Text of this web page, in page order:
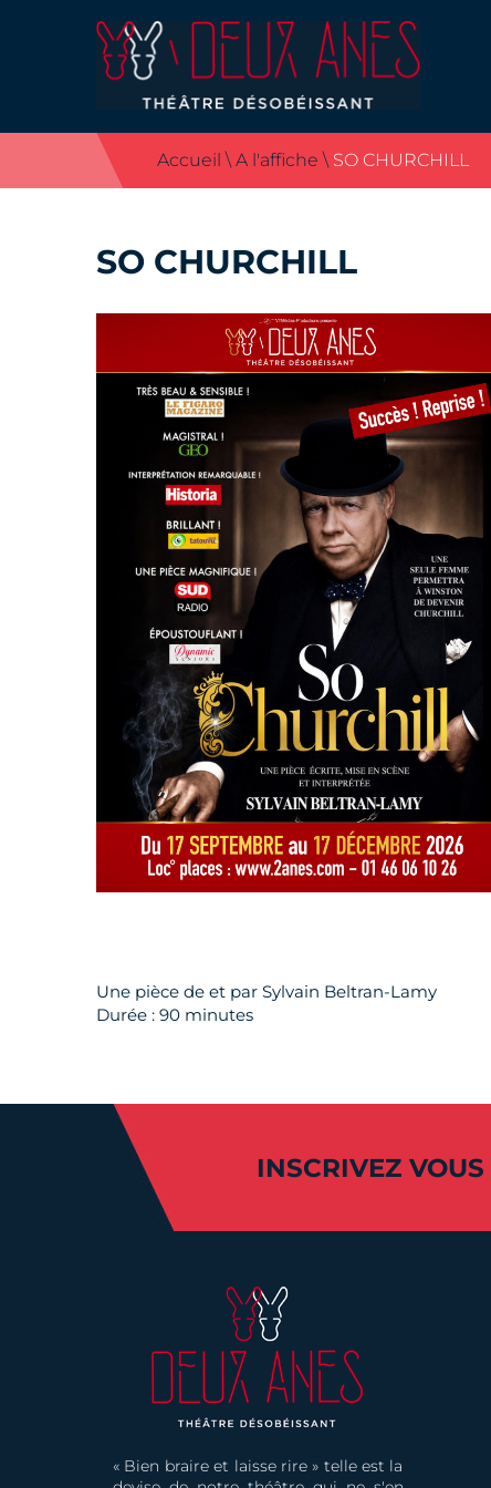
Accueil \ A l'affiche \ SO CHURCHILL
SO CHURCHILL
Une pièce de et par Sylvain Beltran-Lamy
Durée : 90 minutes
INSCRIVEZ VOUS
« Bien braire et laisse rire » telle est la